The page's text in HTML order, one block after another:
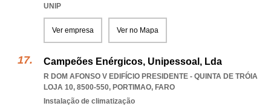
UNIP
Ver empresa Ver no Mapa
Campeões Enérgicos, Unipessoal, Lda
R DOM AFONSO V EDIFÍCIO PRESIDENTE - QUINTA DE TRÓIA
LOJA 10, 8500-550, PORTIMAO, FARO
Instalação de climatização